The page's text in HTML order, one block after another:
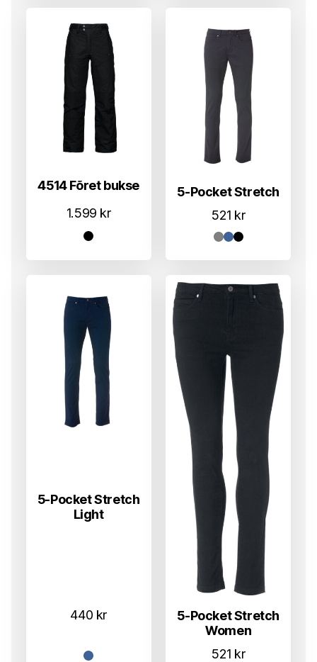
4514 Fõret bukse
1.599 kr
5-Pocket Stretch
521 kr
5-Pocket Stretch
Light
440 kr
5-Pocket Stretch
Women
521 kr